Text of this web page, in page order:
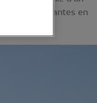
débutantes en